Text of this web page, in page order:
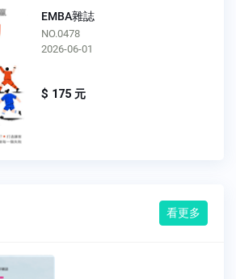
EMBA雜誌
NO.0478
2026-06-01
$ 175 元
看更多